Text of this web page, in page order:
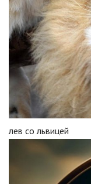
лев со львицей